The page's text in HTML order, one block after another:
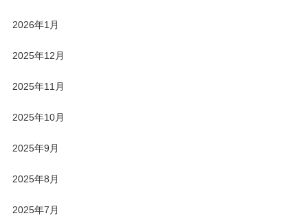
2026年1月
2025年12月
2025年11月
2025年10月
2025年9月
2025年8月
2025年7月